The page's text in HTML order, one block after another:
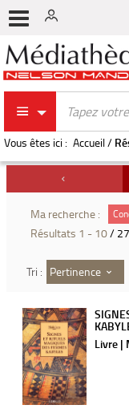
Vous êtes ici : Accueil/
Ma recherche :
Résultats 1 - 10/ 27
Tri : Pertinence
Livre |